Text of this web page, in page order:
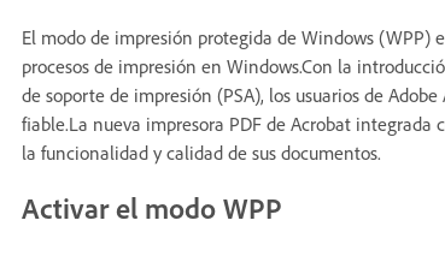
El modo de impresión protegida de Windows (WPP)
procesos de impresión en Windows.Con la
de soporte de impresión (PSA), los usuarios de
fiable.La nueva impresora PDF de Acrobat integrada
la funcionalidad y calidad de sus documentos.
Activar el modo WPP